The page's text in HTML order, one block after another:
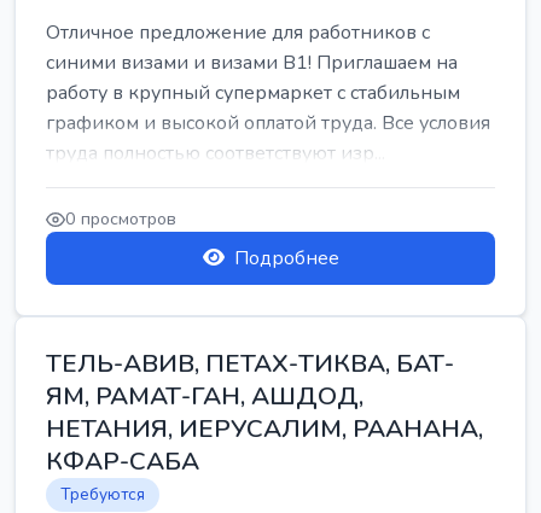
Отличное предложение для работников с
синими визами и визами B1! Приглашаем на
работу в крупный супермаркет с стабильным
графиком и высокой оплатой труда. Все условия
труда полностью соответствуют изр...
0 просмотров
Подробнее
ТЕЛЬ-АВИВ, ПЕТАХ-ТИКВА, БАТ-
ЯМ, РАМАТ-ГАН, АШДОД,
НЕТАНИЯ, ИЕРУСАЛИМ, РААНАНА,
КФАР-САБА
Требуются